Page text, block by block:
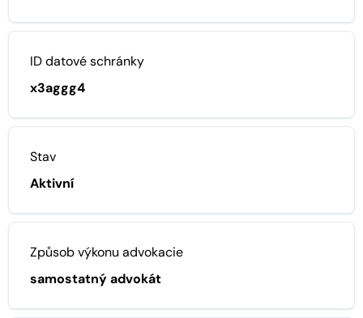
ID datové schránky
x3aggg4
Stav
Aktivní
Způsob výkonu advokacie
samostatný advokát